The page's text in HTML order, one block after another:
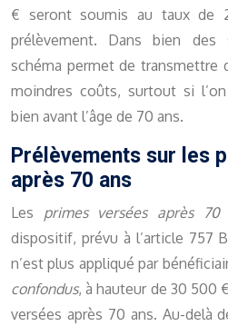
€ seront soumis au taux
prélèvement. Dans bien des
schéma permet de transmettre
moindres coûts, surtout si
bien avant l’âge de 70 ans.
Prélèvements sur les
après 70 ans
Les primes versées après 70
dispositif, prévu à l’article 757
n’est plus appliqué par
confondus, à hauteur de 30 500
versées après 70 ans. Au-delà